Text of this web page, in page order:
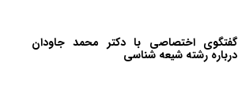
گفتگوی اختصاصی با دکتر محمد جاودان
درباره رشته شیعه شناسی